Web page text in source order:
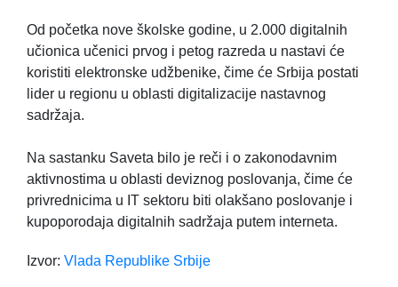
Od početka nove školske godine, u 2.000 digitalnih
učionica učenici prvog i petog razreda u nastavi će
koristiti elektronske udžbenike, čime će Srbija postati
lider u regionu u oblasti digitalizacije nastavnog
sadržaja.
Na sastanku Saveta bilo je reči i o zakonodavnim
aktivnostima u oblasti deviznog poslovanja, čime će
privrednicima u IT sektoru biti olakšano poslovanje i
kupoporodaja digitalnih sadržaja putem interneta.
Izvor: Vlada Republike Srbije